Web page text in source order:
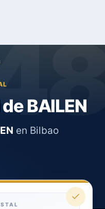
BAILEN
en Bilbao